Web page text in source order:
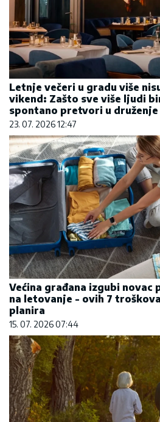
Letnje večeri u gradu više
vikend: Zašto sve više ljudi
spontano pretvori u druženje
23. 07. 2026 12:47
Većina građana izgubi novac
na letovanje - ovih 7
planira
15. 07. 2026 07:44